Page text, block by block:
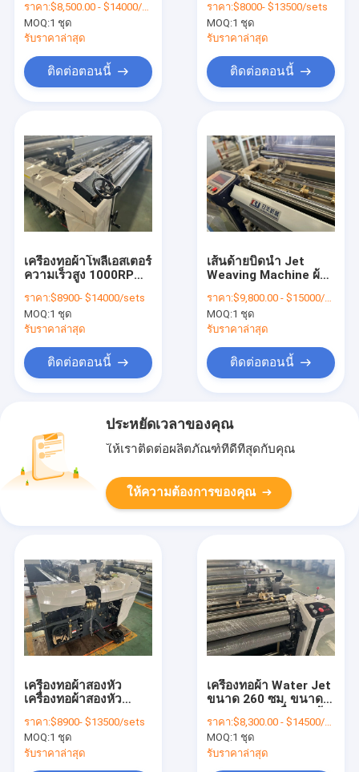
Loom
ราคา:$8,500.00 - $14000/sets
MOQ:1 ชุด
รับราคาล่าสุด
ติดต่อตอนนี้
Feeder Water Jet
Loom
ราคา:$8000- $13500/sets
MOQ:1 ชุด
รับราคาล่าสุด
ติดต่อตอนนี้
เครื่องทอผ้าโพลีเอสเตอร์
ความเร็วสูง 1000RPM
Power Loom
ราคา:$8900- $14000/sets
MOQ:1 ชุด
รับราคาล่าสุด
ติดต่อตอนนี้
เส้นด้ายบิดน้ำ Jet
Weaving Machine ผ้า
Loom Machine
ราคา:$9,800.00 - $15000/sets
MOQ:1 ชุด
รับราคาล่าสุด
ติดต่อตอนนี้
ประหยัดเวลาของคุณ
ให้เราติดต่อผลิตภัณฑ์ที่ดีที่สุดกับคุณ
ให้ความต้องการของคุณ
เครื่องทอผ้าสองหัว
เครื่องทอผ้าสองหัว
ราคา:$8900- $13500/sets
MOQ:1 ชุด
รับราคาล่าสุด
เครื่องทอผ้า Water Jet
ขนาด 260 ซม. ขนาด
Shuttleless
ราคา:$8,300.00 - $14500/sets
MOQ:1 ชุด
รับราคาล่าสุด